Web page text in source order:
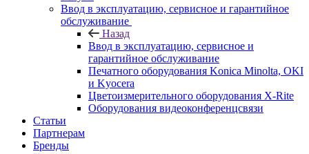
Ввод в эксплуатацию, сервисное и гарантийное
обслуживание
Назад
Ввод в эксплуатацию, сервисное и
гарантийное обслуживание
Печатного оборудования Konica Minolta, OKI
и Kyocera
Цветоизмерительного оборудования X-Rite
Оборудования видеоконференцсвязи
Статьи
Партнерам
Бренды